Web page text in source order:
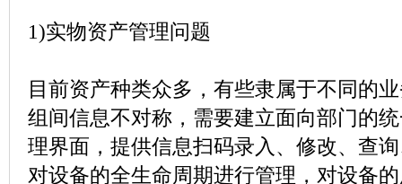
1)实物资产管理问题
目前资产种类众多，有些隶属于不同的
组间信息不对称，需要建立面向部门的
理界面，提供信息扫码录入、修改、查
对设备的全生命周期进行管理，对设备